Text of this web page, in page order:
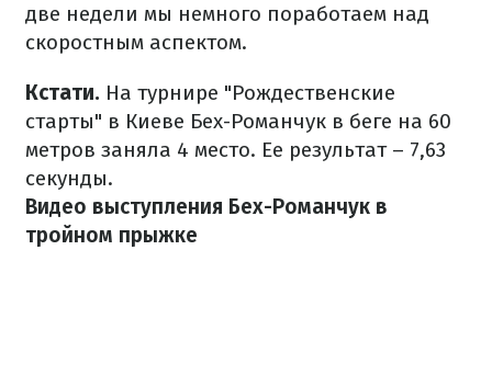
две недели мы немного поработаем над
скоростным аспектом.
Кстати. На турнире "Рождественские
старты" в Киеве Бех-Романчук в беге на 60
метров заняла 4 место. Ее результат – 7,63
секунды.
Видео выступления Бех-Романчук в
тройном прыжке